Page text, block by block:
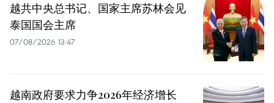
越共中央总书记、国家主席苏林会见
泰国国会主席
07/08/2026 13:47
越南政府要求力争2026年经济增长